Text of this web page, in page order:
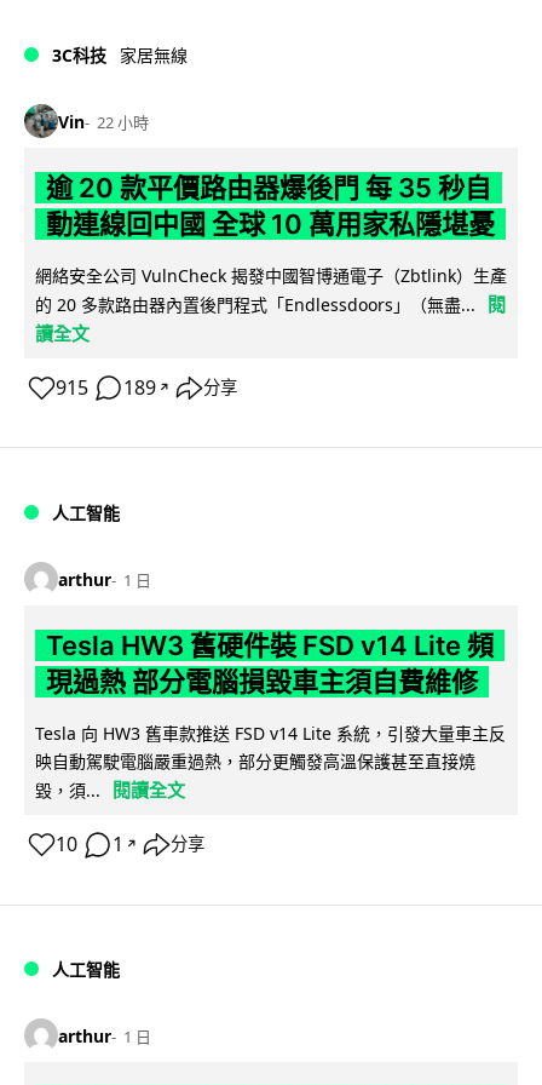
3C科技 家居無線
Vin 22 小時
逾 20 款平價路由器爆後門 每 35 秒自
動連線回中國 全球 10 萬用家私隱堪憂
網絡安全公司 VulnCheck 揭發中國智博通電子（Zbtlink）生產
的 20 多款路由器內置後門程式「Endlessdoors」（無盡...
閱
讀全文
915 189 ↗ 分享
人工智能
arthur 1 日
Tesla HW3 舊硬件裝 FSD v14 Lite 頻
現過熱 部分電腦損毀車主須自費維修
Tesla 向 HW3 舊車款推送 FSD v14 Lite 系統，引發大量車主反
映自動駕駛電腦嚴重過熱，部分更觸發高溫保護甚至直接燒
毀，須...
閱讀全文
10 1 ↗ 分享
人工智能
arthur 1 日